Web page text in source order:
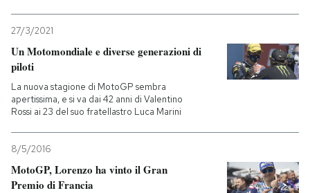
SHOP
CALENDARIO
Entra
27/3/2021
Un Motomondiale e diverse generazioni di
piloti
La nuova stagione di MotoGP sembra
apertissima, e si va dai 42 anni di Valentino
Rossi ai 23 del suo fratellastro Luca Marini
8/5/2016
MotoGP, Lorenzo ha vinto il Gran
Premio di Francia